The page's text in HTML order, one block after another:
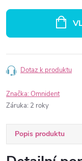
Dotaz k produktu
Značka: Omnident
Záruka: 2 roky
Popis produktu